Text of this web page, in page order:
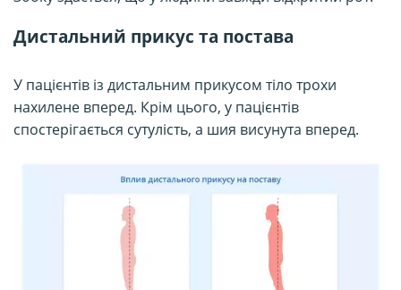
Дистальний прикус та постава
У пацієнтів із дистальним прикусом тіло трохи
нахилене вперед. Крім цього, у пацієнтів
спостерігається сутулість, а шия висунута вперед.